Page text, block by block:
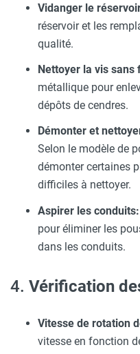
Vidanger le
réservoir et les
qualité.
Nettoyer la vis sans
métallique pour
dépôts de cendres.
Démonter et
Selon le modèle de
démonter certaines
difficiles à nettoyer.
Aspirer les conduits:
pour éliminer les
dans les conduits.
4. Vérification
Vitesse de rotation
vitesse en fonction